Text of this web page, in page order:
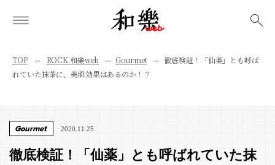
TOP ROCK 和樂web Gourmet
徹底検証！「仙薬」とも呼ば
れていた抹茶に、美肌効果はあるのか！？
Gourmet 2020.11.25
徹底検証！「仙薬」とも呼ばれていた抹